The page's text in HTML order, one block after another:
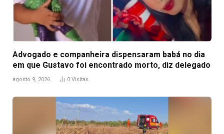
Advogado e companheira dispensaram babá no dia
em que Gustavo foi encontrado morto, diz delegado
agosto 9, 2026 0 Visitas